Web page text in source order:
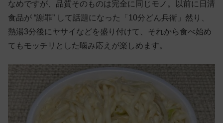
なめですが、品質そのものは完全に同じモノ。以前に日清
食品が “謝罪” して話題になった「10分どん兵衛」然り、
熱湯3分後にヤサイなどを盛り付けて、それから食べ始め
てもモッチリとした噛み応えが楽しめます。